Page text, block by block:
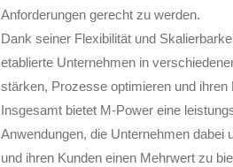
Anforderungen gerecht zu werden.
Dank seiner Flexibilität und
etablierte Unternehmen in
stärken, Prozesse optimieren und
Insgesamt bietet M-Power eine
Anwendungen, die Unternehmen dabei
und ihren Kunden einen Mehrwert zu